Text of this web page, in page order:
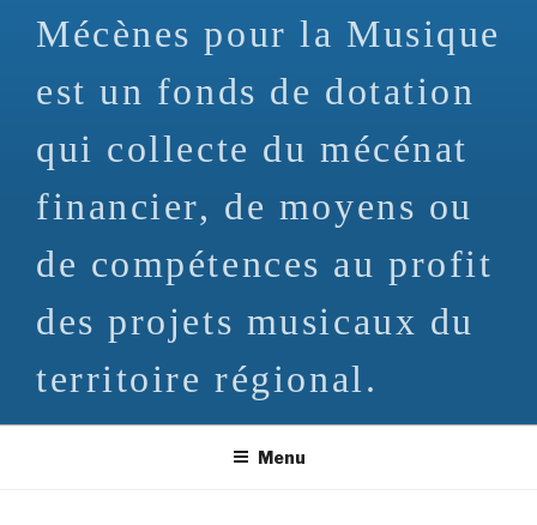
Mécènes pour la Musique
est un fonds de dotation
qui collecte du mécénat
financier, de moyens ou
de compétences au profit
des projets musicaux du
territoire régional.
Menu